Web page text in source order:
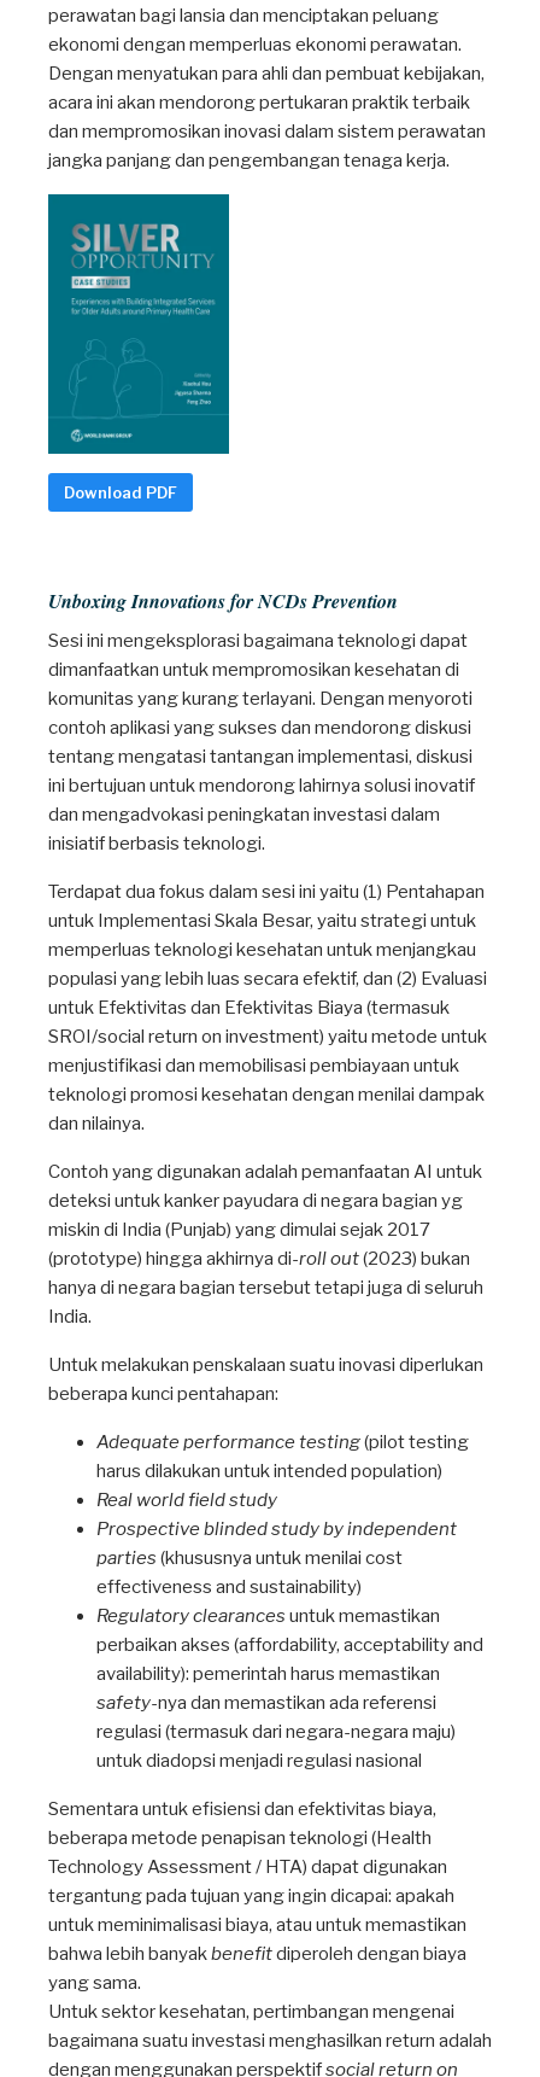
perawatan bagi lansia dan menciptakan peluang
ekonomi dengan memperluas ekonomi perawatan.
Dengan menyatukan para ahli dan pembuat kebijakan,
acara ini akan mendorong pertukaran praktik terbaik
dan mempromosikan inovasi dalam sistem perawatan
jangka panjang dan pengembangan tenaga kerja.
Download PDF
Unboxing Innovations for NCDs Prevention
Sesi ini mengeksplorasi bagaimana teknologi dapat
dimanfaatkan untuk mempromosikan kesehatan di
komunitas yang kurang terlayani. Dengan menyoroti
contoh aplikasi yang sukses dan mendorong diskusi
tentang mengatasi tantangan implementasi, diskusi
ini bertujuan untuk mendorong lahirnya solusi inovatif
dan mengadvokasi peningkatan investasi dalam
inisiatif berbasis teknologi.
Terdapat dua fokus dalam sesi ini yaitu (1) Pentahapan
untuk Implementasi Skala Besar, yaitu strategi untuk
memperluas teknologi kesehatan untuk menjangkau
populasi yang lebih luas secara efektif, dan (2) Evaluasi
untuk Efektivitas dan Efektivitas Biaya (termasuk
SROI/social return on investment) yaitu metode untuk
menjustifikasi dan memobilisasi pembiayaan untuk
teknologi promosi kesehatan dengan menilai dampak
dan nilainya.
Contoh yang digunakan adalah pemanfaatan AI untuk
deteksi untuk kanker payudara di negara bagian yg
miskin di India (Punjab) yang dimulai sejak 2017
(prototype) hingga akhirnya di-roll out(2023) bukan
hanya di negara bagian tersebut tetapi juga di seluruh
India.
Untuk melakukan penskalaan suatu inovasi diperlukan
beberapa kunci pentahapan:
Adequate performance testing(pilot testing
harus dilakukan untuk intended population)
Real world field study
Prospective blinded study by independent
parties (khususnya untuk menilai cost
effectiveness and sustainability)
Regulatory clearances untuk memastikan
perbaikan akses (affordability, acceptability and
availability): pemerintah harus memastikan
safety-nya dan memastikan ada referensi
regulasi (termasuk dari negara-negara maju)
untuk diadopsi menjadi regulasi nasional
Sementara untuk efisiensi dan efektivitas biaya,
beberapa metode penapisan teknologi (Health
Technology Assessment / HTA) dapat digunakan
tergantung pada tujuan yang ingin dicapai: apakah
untuk meminimalisasi biaya, atau untuk memastikan
bahwa lebih banyakbenefitdiperoleh dengan biaya
yang sama.
Untuk sektor kesehatan, pertimbangan mengenai
bagaimana suatu investasi menghasilkan return adalah
dengan menggunakan perspektifsocial return on